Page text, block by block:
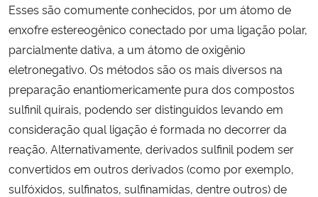
Advocacia-Geral da União
Banco Central do Brasil
Planalto
Esses são comumente conhecidos, por um átomo de
enxofre estereogênico conectado por uma ligação polar,
parcialmente dativa, a um átomo de oxigênio
eletronegativo. Os métodos são os mais diversos na
preparação enantiomericamente pura dos compostos
sulfinil quirais, podendo ser distinguidos levando em
consideração qual ligação é formada no decorrer da
reação. Alternativamente, derivados sulfinil podem ser
convertidos em outros derivados (como por exemplo,
sulfóxidos, sulfinatos, sulfinamidas, dentre outros) de